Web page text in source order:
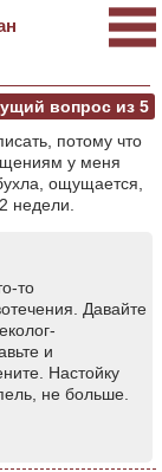
вопрос из 5
потому что
у меня
ощущается,
недели.
то
Давайте
и
Настойку
не больше.